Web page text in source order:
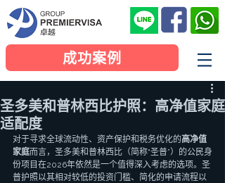
成功案例
圣多美和普林西比护照：高净值家庭
适配度
对于寻求全球流动性、资产保护和税务优化的高净值
家庭而言，圣多美和普林西比（简称“圣普”）的公民身
份项目在2026年依然是一个值得深入考虑的选项。圣
普护照以其相对较低的投资门槛、简化的申请流程以